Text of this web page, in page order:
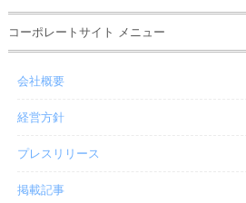
コーポレートサイト メニュー
会社概要
経営方針
プレスリリース
掲載記事